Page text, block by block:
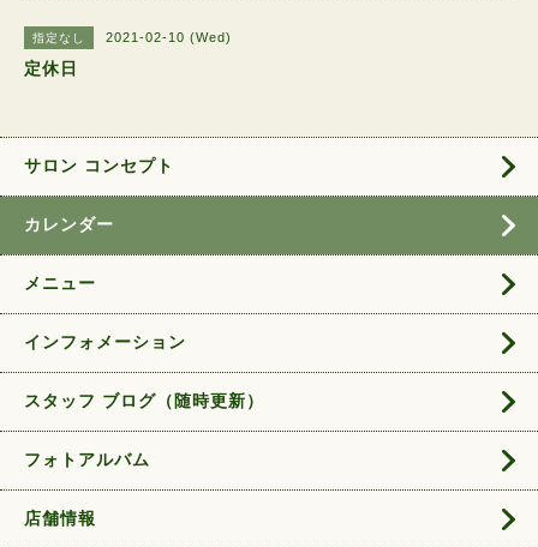
指定なし 2021-02-10 (Wed)
定休日
サロン コンセプト
カレンダー
メニュー
インフォメーション
スタッフ ブログ（随時更新）
フォトアルバム
店舗情報